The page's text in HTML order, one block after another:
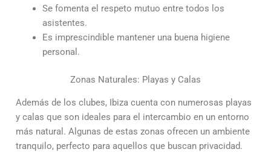
Se fomenta el respeto mutuo entre todos los
asistentes.
Es imprescindible mantener una buena higiene
personal.
Zonas Naturales: Playas y Calas
Además de los clubes, Ibiza cuenta con numerosas playas
y calas que son ideales para el intercambio en un entorno
más natural. Algunas de estas zonas ofrecen un ambiente
tranquilo, perfecto para aquellos que buscan privacidad.